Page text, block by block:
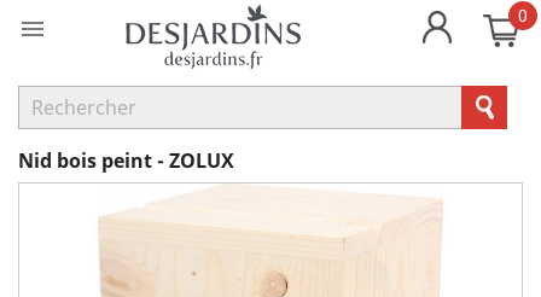
 0
Nid bois peint - ZOLUX